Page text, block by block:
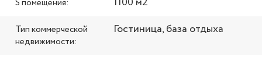
S помещения:
Тип коммерческой
недвижимости:
Гостиница, база отдыха